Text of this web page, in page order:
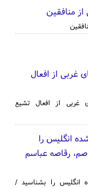
منافقین
غربی از افعال
غربی از افعال تشیع
انگلیس را
رقاصه عباسم
انگلیس را بشناسید /